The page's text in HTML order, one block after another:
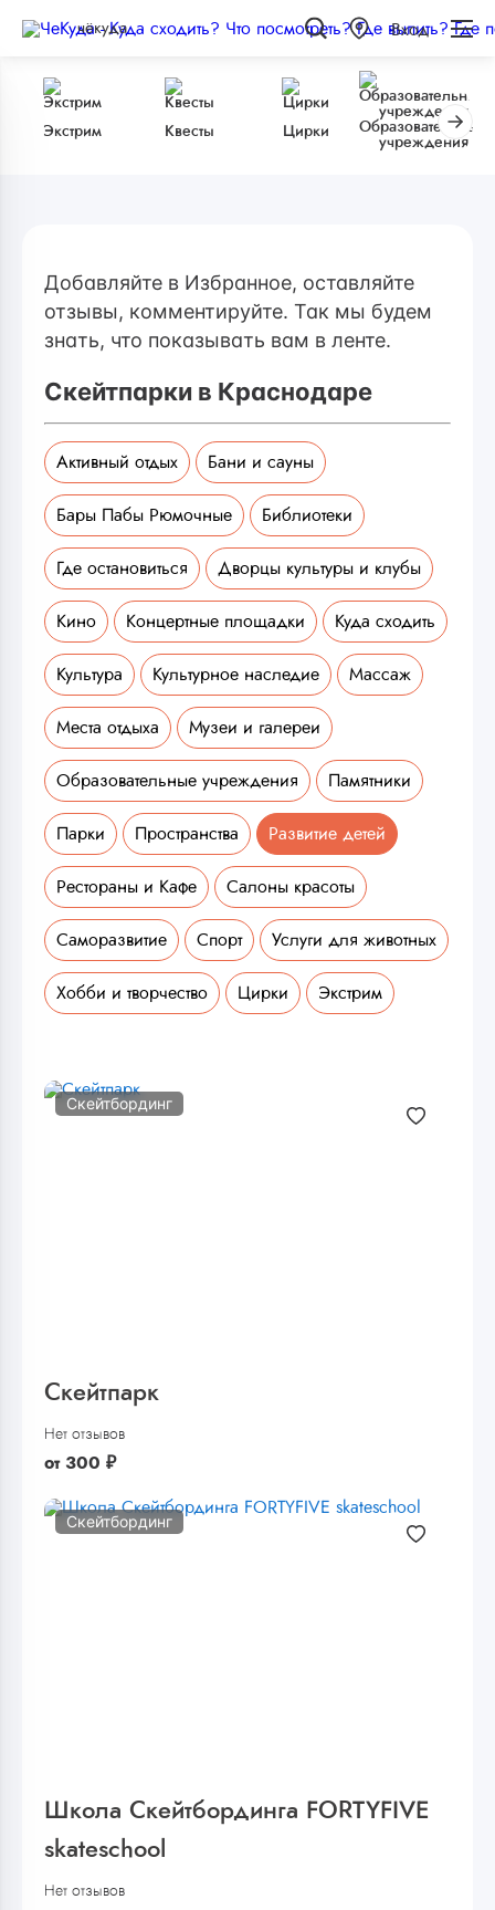
чёкуда Вход
Экстрим Квесты Цирки
Образовательные
учреждения
Добавляйте в Избранное, оставляйте
отзывы, комментируйте. Так мы будем
знать, что показывать вам в ленте.
Скейтпарки в Краснодаре
Активный отдых Бани и сауны
Бары Пабы Рюмочные Библиотеки
Где остановиться Дворцы культуры и клубы
Кино Концертные площадки Куда сходить
Культура Культурное наследие Массаж
Места отдыха Музеи и галереи
Образовательные учреждения Памятники
Парки Пространства Развитие детей
Рестораны и Кафе Салоны красоты
Саморазвитие Спорт Услуги для животных
Хобби и творчество Цирки Экстрим
Скейтбординг
Скейтпарк
Нет отзывов
от 300 ₽
Скейтбординг
Школа Скейтбординга FORTYFIVE
skateschool
Нет отзывов